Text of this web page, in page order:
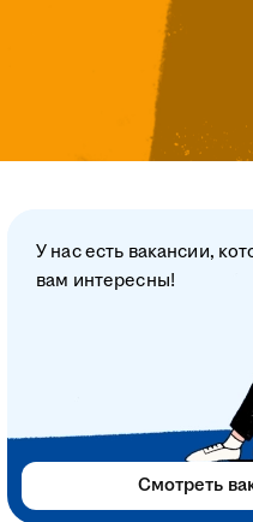
У нас есть вакансии,
вам интересны!
Смотреть